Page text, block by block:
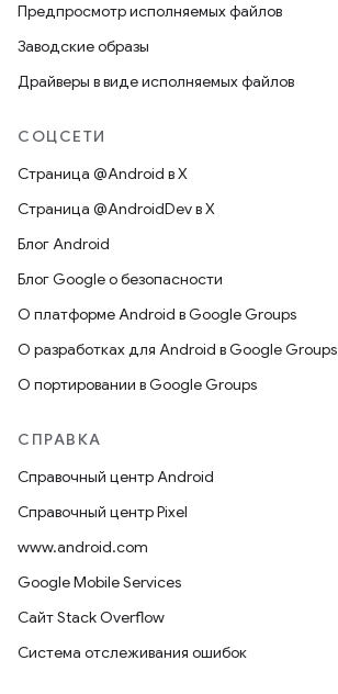
Предпросмотр исполняемых файлов
Заводские образы
Драйверы в виде исполняемых файлов
СОЦСЕТИ
Страница @Android в X
Страница @AndroidDev в X
Блог Android
Блог Google о безопасности
О платформе Android в Google Groups
О разработках для Android в Google Groups
О портировании в Google Groups
СПРАВКА
Справочный центр Android
Справочный центр Pixel
www.android.com
Google Mobile Services
Сайт Stack Overflow
Система отслеживания ошибок